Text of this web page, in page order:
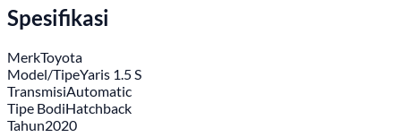
Spesifikasi
MerkToyota
Model/TipeYaris 1.5 S
TransmisiAutomatic
Tipe BodiHatchback
Tahun2020